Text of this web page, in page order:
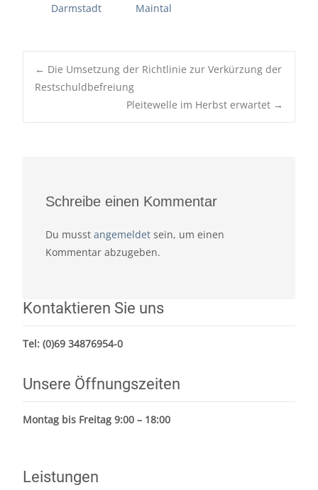
Darmstadt
Maintal
Post
navigation
← Die Umsetzung der Richtlinie zur Verkürzung der
Restschuldbefreiung
Pleitewelle im Herbst erwartet →
Schreibe einen Kommentar
Du musst angemeldet sein, um einen
Kommentar abzugeben.
Kontaktieren Sie uns
Tel: (0)69 34876954-0
Unsere Öffnungszeiten
Montag bis Freitag 9:00 – 18:00
Leistungen